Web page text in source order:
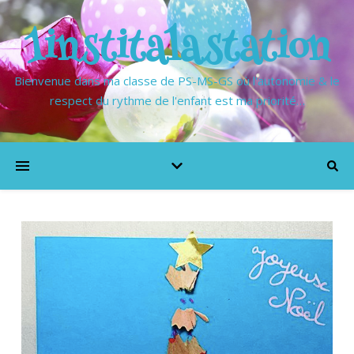
1institalastation
Bienvenue dans ma classe de PS-MS-GS où l'autonomie & le
respect du rythme de l'enfant est ma priorité…